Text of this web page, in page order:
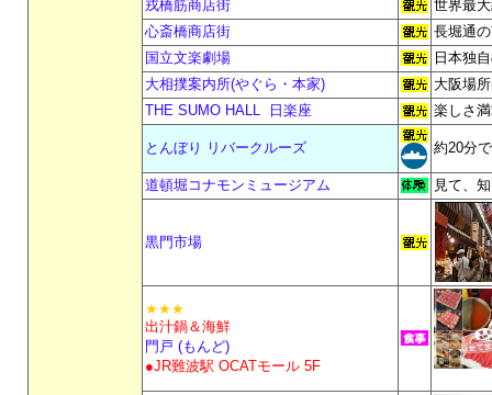
戎橋筋商店街
世界最
心斎橋商店街
長堀通
国立文楽劇場
日本独
大相撲案内所(やぐら・本家)
大阪場
THE SUMO HALL 日楽座
楽しさ
とんぼり リバークルーズ 約20分
道頓堀コナモンミュージアム 見て、
黒門市場
★★★
出汁鍋＆海鮮
門戸 (もんど)
●JR難波駅 OCATモール 5F